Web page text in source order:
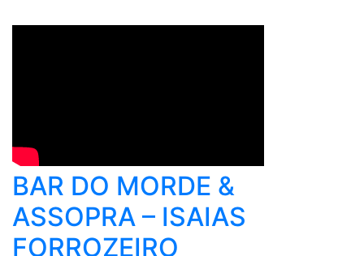
BAR DO MORDE &
ASSOPRA – ISAIAS
FORROZEIRO